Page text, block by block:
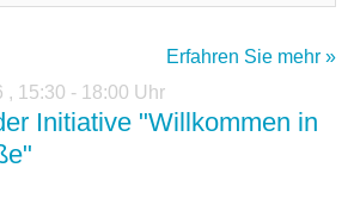
Erfahren Sie mehr »
, 15:30 - 18:00 Uhr
Initiative "Willkommen in